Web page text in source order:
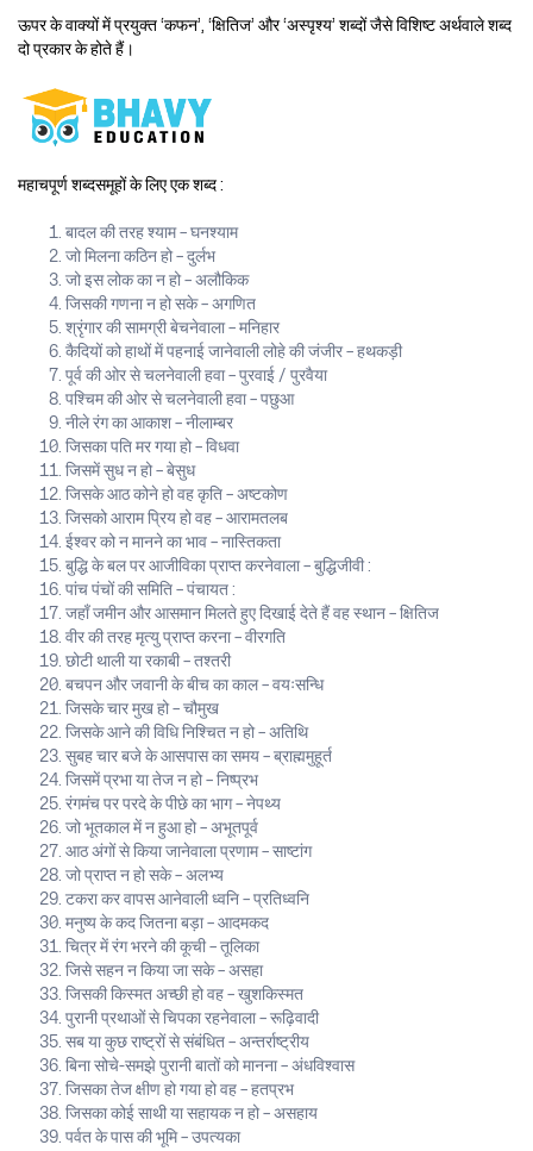
ऊपर के वाक्यों में प्रयुक्त ‘कफन’, ‘क्षितिज’ और ‘अस्पृश्य’ शब्दों जैसे विशिष्ट अर्थवाले शब्द
दो प्रकार के होते हैं।
महाचपूर्ण शब्दसमूहों के लिए एक शब्द :
बादल की तरह श्याम – घनश्याम
जो मिलना कठिन हो – दुर्लभ
जो इस लोक का न हो – अलौकिक
जिसकी गणना न हो सके – अगणित
श्रृंगार की सामग्री बेचनेवाला – मनिहार
कैदियों को हाथों में पहनाई जानेवाली लोहे की जंजीर – हथकड़ी
पूर्व की ओर से चलनेवाली हवा – पुरवाई / पुरवैया
पश्चिम की ओर से चलनेवाली हवा – पछुआ
नीले रंग का आकाश – नीलाम्बर
जिसका पति मर गया हो – विधवा
जिसमें सुध न हो – बेसुध
जिसके आठ कोने हो वह कृति – अष्टकोण
जिसको आराम प्रिय हो वह – आरामतलब
ईश्वर को न मानने का भाव – नास्तिकता
बुद्धि के बल पर आजीविका प्राप्त करनेवाला – बुद्धिजीवी :
पांच पंचों की समिति – पंचायत :
जहाँ जमीन और आसमान मिलते हुए दिखाई देते हैं वह स्थान – क्षितिज
वीर की तरह मृत्यु प्राप्त करना – वीरगति
छोटी थाली या रकाबी – तश्तरी
बचपन और जवानी के बीच का काल – वयःसन्धि
जिसके चार मुख हो – चौमुख
जिसके आने की विधि निश्चित न हो – अतिथि
सुबह चार बजे के आसपास का समय – ब्राह्ममुहूर्त
जिसमें प्रभा या तेज न हो – निष्प्रभ
रंगमंच पर परदे के पीछे का भाग – नेपथ्य
जो भूतकाल में न हुआ हो – अभूतपूर्व
आठ अंगों से किया जानेवाला प्रणाम – साष्टांग
जो प्राप्त न हो सके – अलभ्य
टकरा कर वापस आनेवाली ध्वनि – प्रतिध्वनि
मनुष्य के कद जितना बड़ा – आदमकद
चित्र में रंग भरने की कूची – तूलिका
जिसे सहन न किया जा सके – असहा
जिसकी किस्मत अच्छी हो वह – खुशकिस्मत
पुरानी प्रथाओं से चिपका रहनेवाला – रूढ़िवादी
सब या कुछ राष्ट्रों से संबंधित – अन्तर्राष्ट्रीय
बिना सोचे-समझे पुरानी बातों को मानना – अंधविश्वास
जिसका तेज क्षीण हो गया हो वह – हतप्रभ
जिसका कोई साथी या सहायक न हो – असहाय
पर्वत के पास की भूमि – उपत्यका